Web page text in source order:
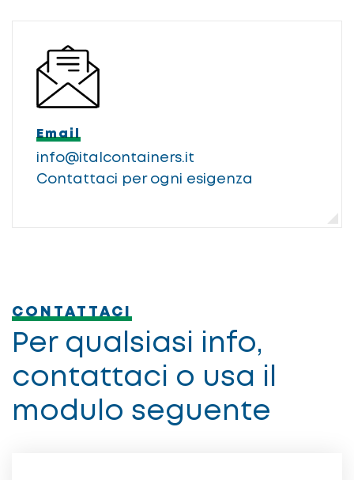
Email
info@italcontainers.it
Contattaci per ogni esigenza
CONTATTACI
Per qualsiasi info,
contattaci o usa il
modulo seguente